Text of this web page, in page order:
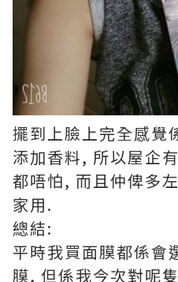
擺到上臉上完全感覺
添加香料, 所以屋企
都唔怕, 而且仲俾多
家用.
總結:
平時我買面膜都係會
膜, 但係我今次對呢